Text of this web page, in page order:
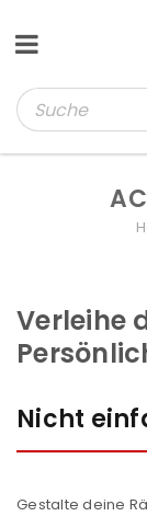
Verleihe
Nicht
Gestalte deine